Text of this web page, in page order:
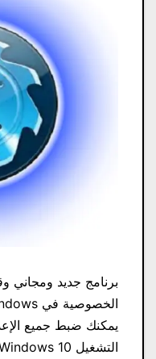
برنامج جديد ومجاني
يمكنك ضبط جميع